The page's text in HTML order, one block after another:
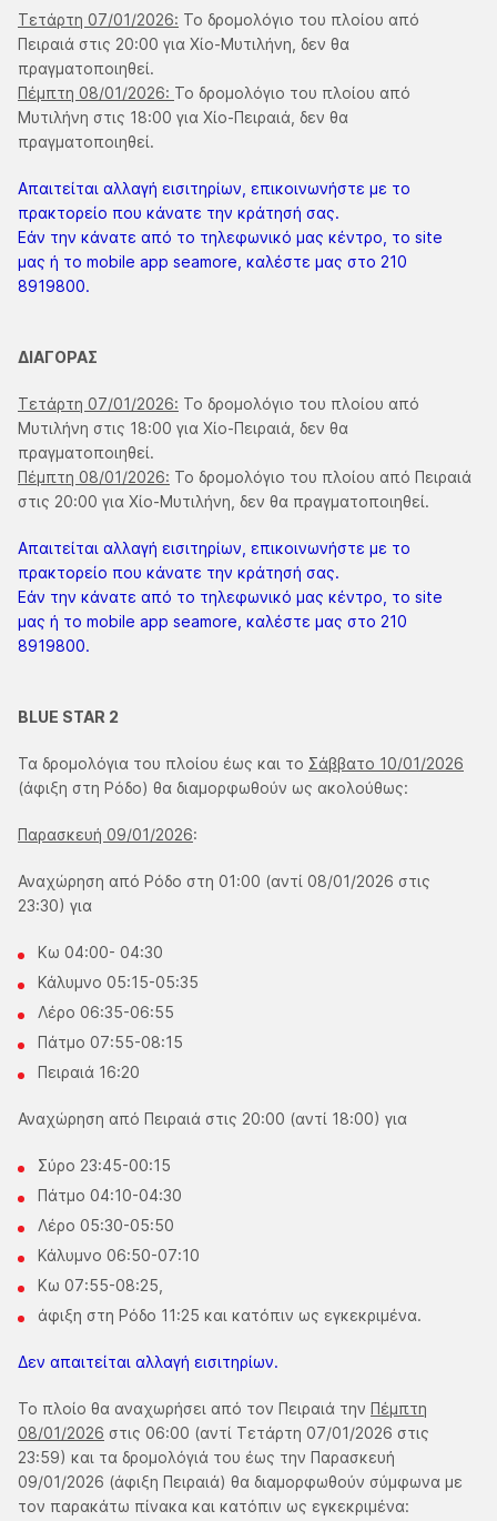
Τετάρτη 07/01/2026: Το δρομολόγιο του πλοίου από
Πειραιά στις 20:00 για Χίο-Μυτιλήνη, δεν θα
πραγματοποιηθεί.
Πέμπτη 08/01/2026: Το δρομολόγιο του πλοίου από
Μυτιλήνη στις 18:00 για Χίο-Πειραιά, δεν θα
πραγματοποιηθεί.
Απαιτείται αλλαγή εισιτηρίων, επικοινωνήστε με το
πρακτορείο που κάνατε την κράτησή σας.
Εάν την κάνατε από το τηλεφωνικό μας κέντρο, το site
μας ή το mobile app seamore, καλέστε μας στο 210
8919800.
ΔΙΑΓΟΡΑΣ
Τετάρτη 07/01/2026: Το δρομολόγιο του πλοίου από
Μυτιλήνη στις 18:00 για Χίο-Πειραιά, δεν θα
πραγματοποιηθεί.
Πέμπτη 08/01/2026: Το δρομολόγιο του πλοίου από Πειραιά
στις 20:00 για Χίο-Μυτιλήνη, δεν θα πραγματοποιηθεί.
Απαιτείται αλλαγή εισιτηρίων, επικοινωνήστε με το
πρακτορείο που κάνατε την κράτησή σας.
Εάν την κάνατε από το τηλεφωνικό μας κέντρο, το site
μας ή το mobile app seamore, καλέστε μας στο 210
8919800.
BLUE STAR 2
Τα δρομολόγια του πλοίου έως και το Σάββατο 10/01/2026
(άφιξη στη Ρόδο) θα διαμορφωθούν ως ακολούθως:
Παρασκευή 09/01/2026:
Αναχώρηση από Ρόδο στη 01:00 (αντί 08/01/2026 στις
23:30) για
Κω 04:00- 04:30
Κάλυμνο 05:15-05:35
Λέρο 06:35-06:55
Πάτμο 07:55-08:15
Πειραιά 16:20
Αναχώρηση από Πειραιά στις 20:00 (αντί 18:00) για
Σύρο 23:45-00:15
Πάτμο 04:10-04:30
Λέρο 05:30-05:50
Κάλυμνο 06:50-07:10
Κω 07:55-08:25,
άφιξη στη Ρόδο 11:25 και κατόπιν ως εγκεκριμένα.
Δεν απαιτείται αλλαγή εισιτηρίων.
Το πλοίο θα αναχωρήσει από τον Πειραιά την Πέμπτη
08/01/2026 στις 06:00 (αντί Τετάρτη 07/01/2026 στις
23:59) και τα δρομολόγιά του έως την Παρασκευή
09/01/2026 (άφιξη Πειραιά) θα διαμορφωθούν σύμφωνα με
τον παρακάτω πίνακα και κατόπιν ως εγκεκριμένα: